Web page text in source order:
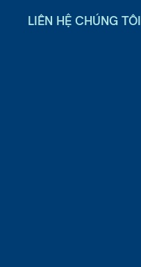
LIÊN HỆ CHÚNG TÔI